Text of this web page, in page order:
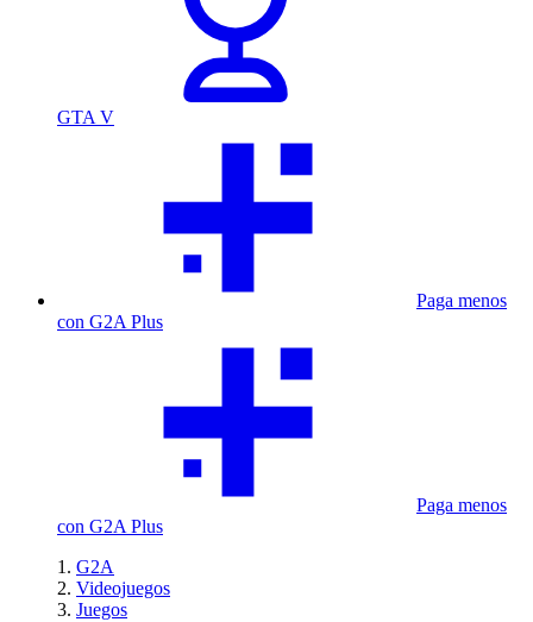
GTA V
Paga menos
con G2A Plus
Paga menos
con G2A Plus
G2A
Videojuegos
Juegos